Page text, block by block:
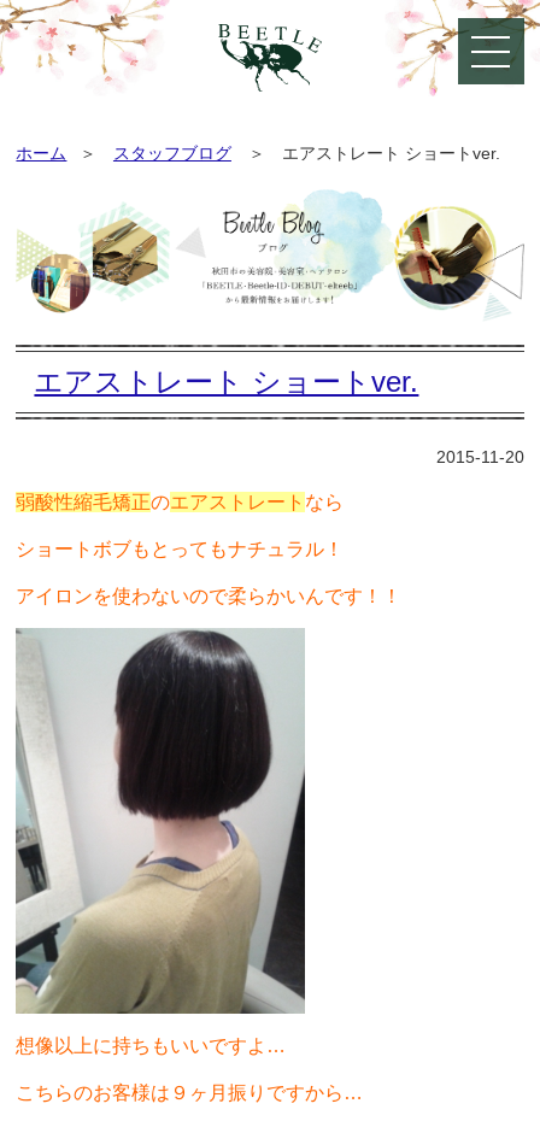
ホーム スタッフブログ エアストレート ショートver.
エアストレート ショートver.
2015-11-20
弱酸性縮毛矯正のエアストレート なら
ショートボブもとってもナチュラル！
アイロンを使わないので柔らかいんです！！
想像以上に持ちもいいですよ…
こちらのお客様は９ヶ月振りですから…